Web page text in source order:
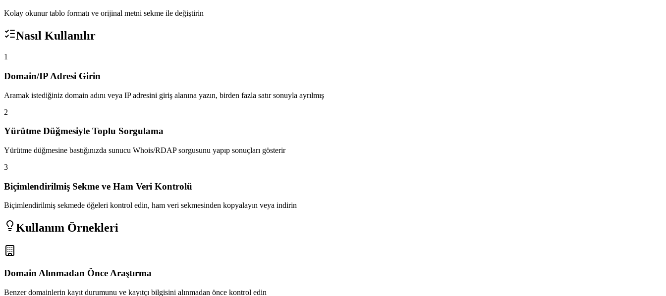
Kolay okunur tablo formatı ve orijinal metni sekme ile değiştirin
Nasıl Kullanılır
1
Domain/IP Adresi Girin
Aramak istediğiniz domain adını veya IP adresini giriş alanına yazın, birden fazla satır sonuyla ayrılmış
2
Yürütme Düğmesiyle Toplu Sorgulama
Yürütme düğmesine bastığınızda sunucu Whois/RDAP sorgusunu yapıp sonuçları gösterir
3
Biçimlendirilmiş Sekme ve Ham Veri Kontrolü
Biçimlendirilmiş sekmede öğeleri kontrol edin, ham veri sekmesinden kopyalayın veya indirin
Kullanım Örnekleri
Domain Alınmadan Önce Araştırma
Benzer domainlerin kayıt durumunu ve kayıtçı bilgisini alınmadan önce kontrol edin